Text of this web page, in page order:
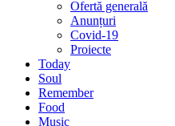
Ofertă generală
Anunțuri
Covid-19
Proiecte
Today
Soul
Remember
Food
Music